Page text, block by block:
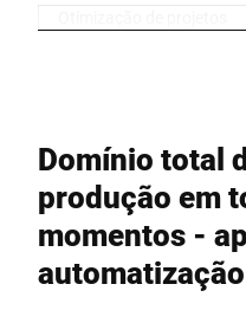
Domínio total
produção em
momentos -
automatização